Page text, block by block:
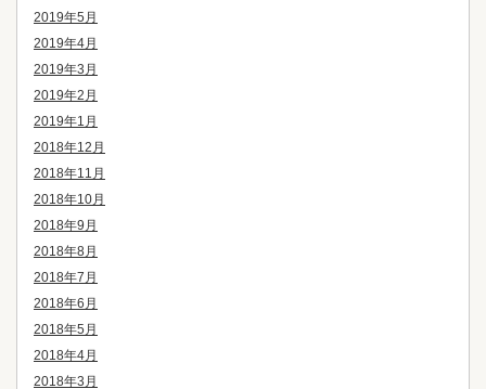
2019年5月
2019年4月
2019年3月
2019年2月
2019年1月
2018年12月
2018年11月
2018年10月
2018年9月
2018年8月
2018年7月
2018年6月
2018年5月
2018年4月
2018年3月